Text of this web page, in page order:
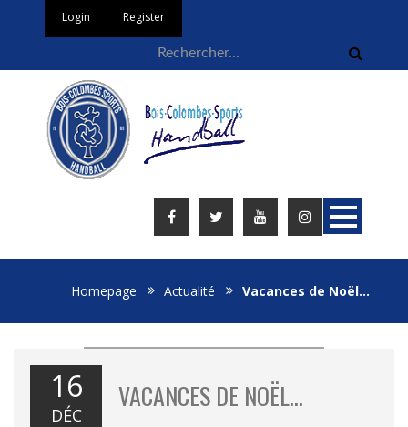
Login Register
Homepage Actualité Vacances de Noël…
16
DÉC
VACANCES DE NOËL…